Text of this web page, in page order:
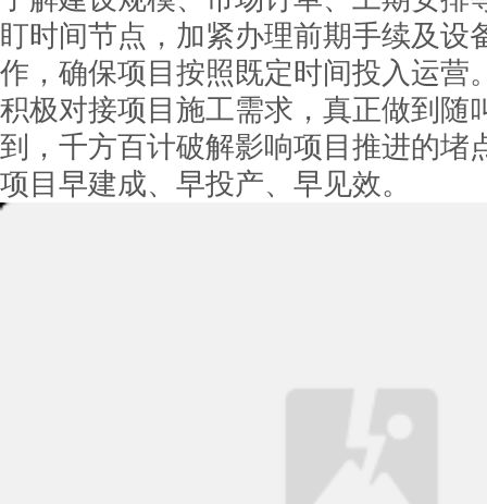
盯时间节点，加紧办理前期手续及设
作，确保项目按照既定时间投入运营
积极对接项目施工需求，真正做到随
到，千方百计破解影响项目推进的堵
项目早建成、早投产、早见效。